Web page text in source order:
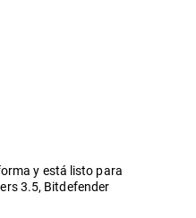
y está listo para
3.5, Bitdefender